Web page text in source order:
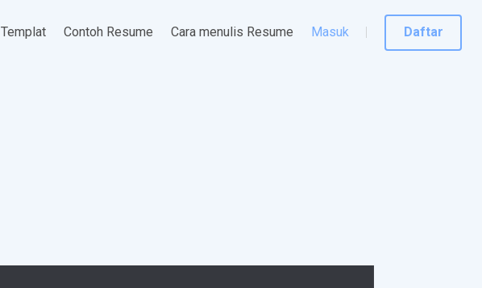
Templat Contoh Resume Cara menulis Resume Masuk Daftar